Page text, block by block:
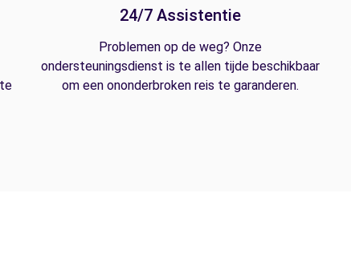
24/7 Assistentie
Problemen op de weg? Onze
ondersteuningsdienst is te allen tijde beschikbaar
om een ononderbroken reis te garanderen.